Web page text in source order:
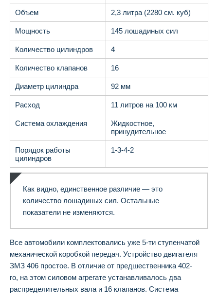
Объем 2,3 литра (2280 см. куб)
Мощность 145 лошадиных сил
Количество цилиндров 4
Количество клапанов 16
Диаметр цилиндра 92 мм
Расход 11 литров на 100 км
Система охлаждения
Жидкостное,
принудительное
Порядок работы
цилиндров
1-3-4-2
Как видно, единственное различие — это
количество лошадиных сил. Остальные
показатели не изменяются.
Все автомобили комплектовались уже 5-ти ступенчатой
механической коробкой передач. Устройство двигателя
ЗМЗ 406 простое. В отличие от предшественника 402-
го, на этом силовом агрегате устанавливалось два
распределительных вала и 16 клапанов. Система